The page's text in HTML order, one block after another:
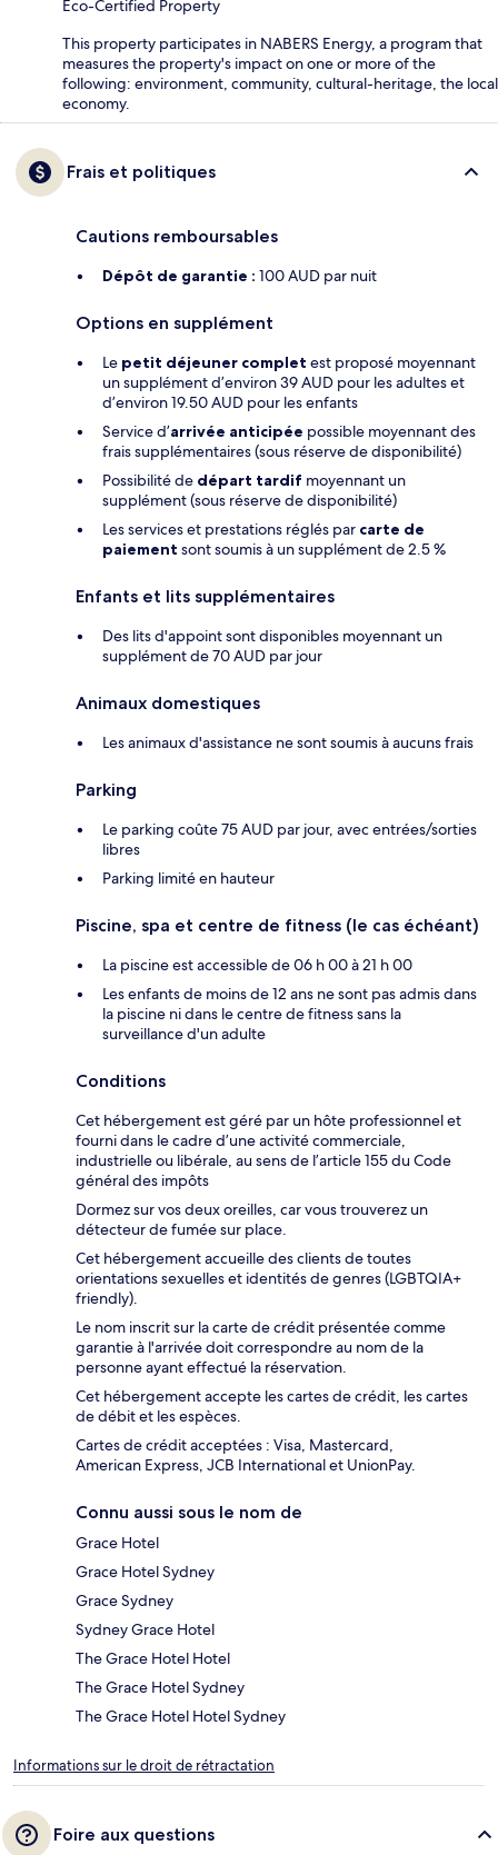
Eco-Certified Property
This property participates in NABERS Energy, a program that
measures the property's impact on one or more of the
following: environment, community, cultural-heritage, the local
economy.
Frais et politiques
Cautions remboursables
Dépôt de garantie : 100 AUD par nuit
Options en supplément
Le petit déjeuner complet est proposé moyennant
un supplément d’environ 39 AUD pour les adultes et
d’environ 19.50 AUD pour les enfants
Service d’arrivée anticipée possible moyennant des
frais supplémentaires (sous réserve de disponibilité)
Possibilité de départ tardif moyennant un
supplément (sous réserve de disponibilité)
Les services et prestations réglés par carte de
paiement sont soumis à un supplément de 2.5 %
Enfants et lits supplémentaires
Des lits d'appoint sont disponibles moyennant un
supplément de 70 AUD par jour
Animaux domestiques
Les animaux d'assistance ne sont soumis à aucuns frais
Parking
Le parking coûte 75 AUD par jour, avec entrées/sorties
libres
Parking limité en hauteur
Piscine, spa et centre de fitness (le cas échéant)
La piscine est accessible de 06 h 00 à 21 h 00
Les enfants de moins de 12 ans ne sont pas admis dans
la piscine ni dans le centre de fitness sans la
surveillance d'un adulte
Conditions
Cet hébergement est géré par un hôte professionnel et
fourni dans le cadre d’une activité commerciale,
industrielle ou libérale, au sens de l’article 155 du Code
général des impôts
Dormez sur vos deux oreilles, car vous trouverez un
détecteur de fumée sur place.
Cet hébergement accueille des clients de toutes
orientations sexuelles et identités de genres (LGBTQIA+
friendly).
Le nom inscrit sur la carte de crédit présentée comme
garantie à l'arrivée doit correspondre au nom de la
personne ayant effectué la réservation.
Cet hébergement accepte les cartes de crédit, les cartes
de débit et les espèces.
Cartes de crédit acceptées : Visa, Mastercard,
American Express, JCB International et UnionPay.
Connu aussi sous le nom de
Grace Hotel
Grace Hotel Sydney
Grace Sydney
Sydney Grace Hotel
The Grace Hotel Hotel
The Grace Hotel Sydney
The Grace Hotel Hotel Sydney
Informations sur le droit de rétractation
Foire aux questions